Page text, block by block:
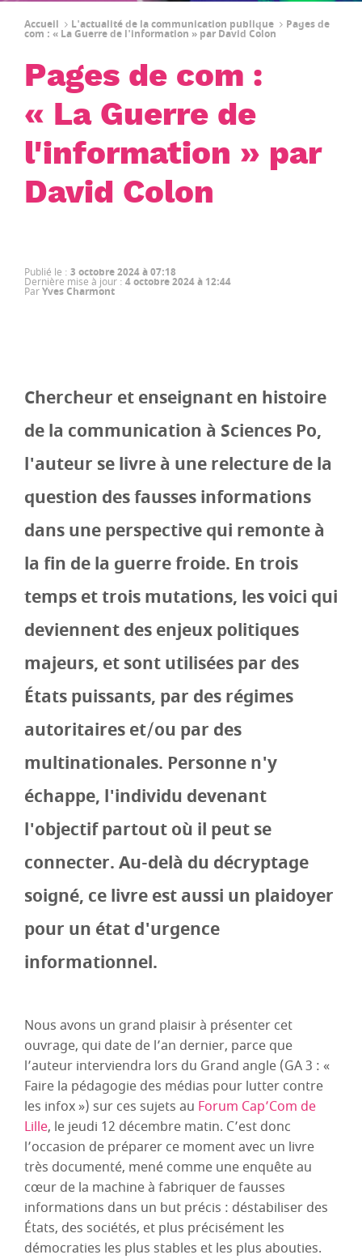
Accueil L'actualité de la communication publique Pages de
com : « La Guerre de l'information » par David Colon
Pages de com :
« La Guerre de
l'information » par
David Colon
Publié le : 3 octobre 2024 à 07:18
Dernière mise à jour : 4 octobre 2024 à 12:44
ParYves Charmont
Chercheur et enseignant en histoire
de la communication à Sciences Po,
l'auteur se livre à une relecture de la
question des fausses informations
dans une perspective qui remonte à
la fin de la guerre froide. En trois
temps et trois mutations, les voici qui
deviennent des enjeux politiques
majeurs, et sont utilisées par des
États puissants, par des régimes
autoritaires et/ou par des
multinationales. Personne n'y
échappe, l'individu devenant
l'objectif partout où il peut se
connecter. Au-delà du décryptage
soigné, ce livre est aussi un plaidoyer
pour un état d'urgence
informationnel.
Nous avons un grand plaisir à présenter cet
ouvrage, qui date de l’an dernier, parce que
l’auteur interviendra lors du Grand angle (GA 3 : «
Faire la pédagogie des médias pour lutter contre
les infox ») sur ces sujets au Forum Cap’Com de
Lille, le jeudi 12 décembre matin. C’est donc
l’occasion de préparer ce moment avec un livre
très documenté, mené comme une enquête au
cœur de la machine à fabriquer de fausses
informations dans un but précis : déstabiliser des
États, des sociétés, et plus précisément les
démocraties les plus stables et les plus abouties.